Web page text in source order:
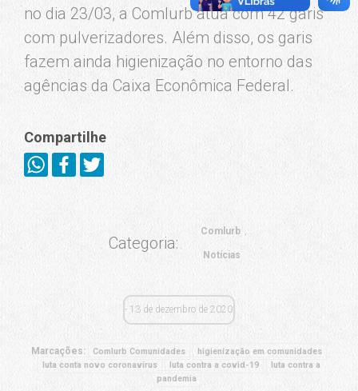
no dia 23/03, a Comlurb atua com 42 garis
com pulverizadores. Além disso, os garis
fazem ainda higienização no entorno das
agências da Caixa Econômica Federal.
Compartilhe
Categoria:
Comlurb
Notícias
13 de dezembro de 2020
Marcações: Comlurb Comunidades
higienização em comunidades
luta conta novo coronavírus
luta contra a covid-19
luta contra a
pandemia